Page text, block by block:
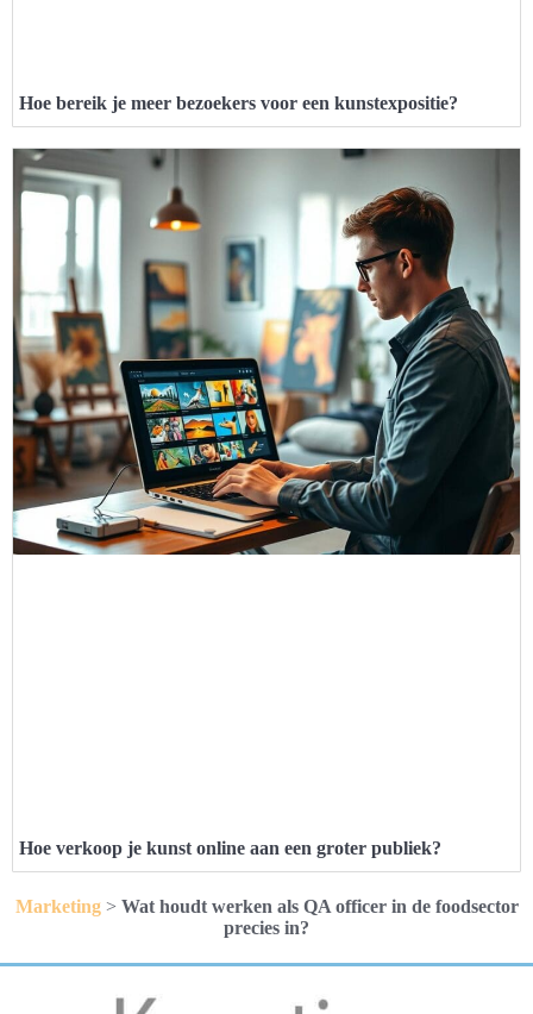
Hoe bereik je meer bezoekers voor een kunstexpositie?
Hoe verkoop je kunst online aan een groter publiek?
Marketing> Wat houdt werken als QA officer in de foodsector
precies in?